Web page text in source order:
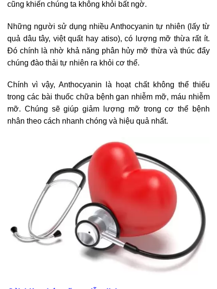
cũng khiến chúng ta không khỏi bất ngờ.
Những người sử dụng nhiều Anthocyanin tự nhiên (lấy từ
quả dâu tây, việt quất hay atiso), có lượng mỡ thừa rất ít.
Đó chính là nhờ khả năng phân hủy mỡ thừa và thúc đẩy
chúng đào thải tự nhiên ra khỏi cơ thể.
Chính vì vậy, Anthocyanin là hoạt chất không thể thiếu
trong các bài thuốc chữa bệnh gan nhiễm mỡ, máu nhiễm
mỡ. Chúng sẽ giúp giảm lượng mỡ trong cơ thể bệnh
nhân theo cách nhanh chóng và hiệu quả nhất.